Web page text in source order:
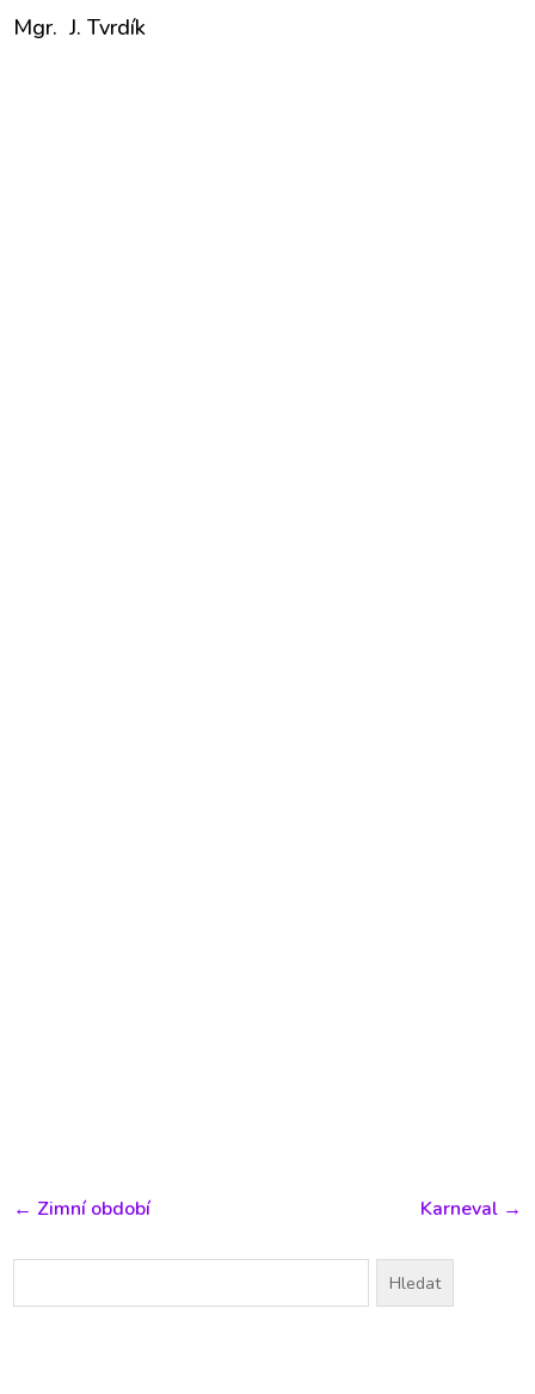
Mgr. J. Tvrdík
← Zimní období Karneval→
Vyhledávání